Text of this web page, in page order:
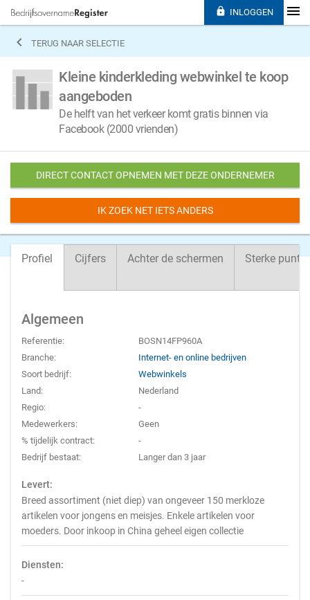
 TERUG NAAR SELECTIE
Kleine kinderkleding webwinkel te koop
aangeboden
De helft van het verkeer komt gratis binnen via
Facebook (2000 vrienden)
DIRECT CONTACT OPNEMEN MET DEZE ONDERNEMER
IK ZOEK NET IETS ANDERS
Profiel Cijfers Achter de schermen Sterke
Algemeen
Referentie:
BOSN14FP960A
Branche:
Internet- en online bedrijven
Soort bedrijf:
Webwinkels
Land:
Nederland
Regio:
-
Medewerkers:
Geen
% tijdelijk contract:
-
Bedrijf bestaat:
Langer dan 3 jaar
Levert:
Breed assortiment (niet diep) van ongeveer 150 merkloze
artikelen voor jongens en meisjes. Enkele artikelen voor
moeders. Door inkoop in China geheel eigen collectie
Diensten:
-
 INLOGGEN